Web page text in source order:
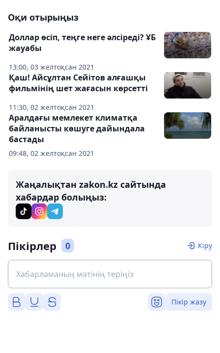
Оқи отырыңыз
13:00, 03 желтоқсан 2021
Доллар өсіп, теңге неге әлсіреді? ҰБ
жауабы
11:30, 02 желтоқсан 2021
Қаш! Айсұлтан Сейітов алғашқы
фильмінің шет жағасын көрсетті
09:48, 02 желтоқсан 2021
Аралдағы мемлекет климатқа
байланысты көшуге дайындала
бастады
Жаңалықтан zakon.kz сайтында
хабардар болыңыз:
Пікірлер 0 Кіру
Пікір жазу